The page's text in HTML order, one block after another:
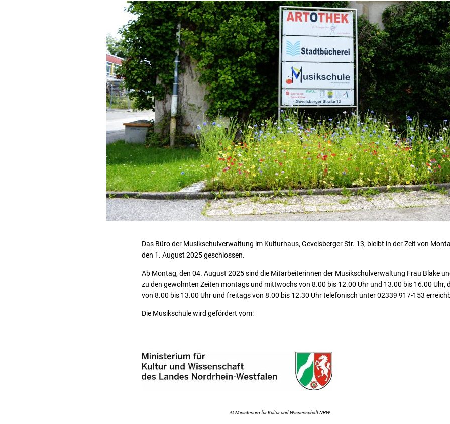
Das Büro der Musikschulverwaltung im Kulturhaus, Gevelsberger Str. 13, bleibt in der Zeit von
den 1. August 2025 geschlossen.
Ab Montag, den 04. August 2025 sind die Mitarbeiterinnen der Musikschulverwaltung Frau Blake
zu den gewohnten Zeiten montags und mittwochs von 8.00 bis 12.00 Uhr und 13.00 bis 16.00 Uhr,
von 8.00 bis 13.00 Uhr und freitags von 8.00 bis 12.30 Uhr telefonisch unter 02339 917-153
Die Musikschule wird gefördert vom:
© Ministerium für Kultur und Wissenschaft NRW